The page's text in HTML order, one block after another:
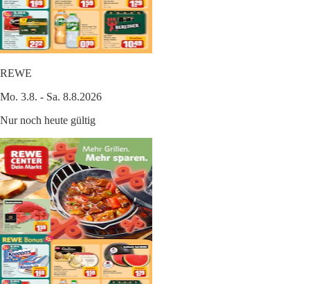
REWE
Mo. 3.8. - Sa. 8.8.2026
Nur noch heute gültig